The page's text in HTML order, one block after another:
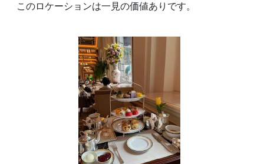
このロケーションは一見の価値ありです。